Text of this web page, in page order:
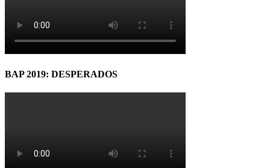
BAP 2019: DESPERADOS